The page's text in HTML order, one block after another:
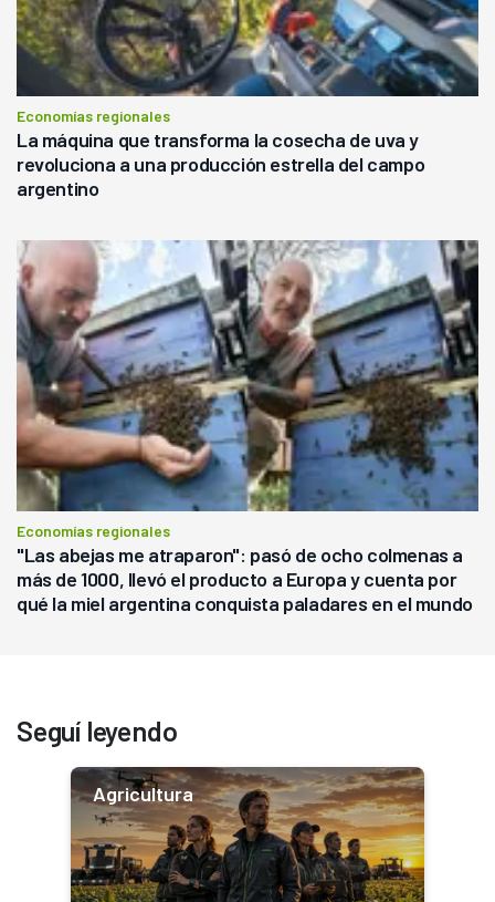
Economías regionales
La máquina que transforma la cosecha de uva y
revoluciona a una producción estrella del campo
argentino
Economías regionales
"Las abejas me atraparon": pasó de ocho colmenas a
más de 1000, llevó el producto a Europa y cuenta por
qué la miel argentina conquista paladares en el mundo
Seguí leyendo
Agricultura